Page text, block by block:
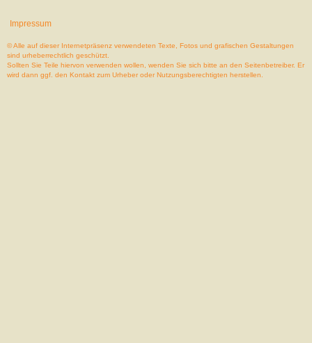
Impressum
© Alle auf dieser Internetpräsenz verwendeten Texte, Fotos und grafischen Gestaltungen
sind urheberrechtlich geschützt.
Sollten Sie Teile hiervon verwenden wollen, wenden Sie sich bitte an den Seitenbetreiber. Er
wird dann ggf. den Kontakt zum Urheber oder Nutzungsberechtigten herstellen.